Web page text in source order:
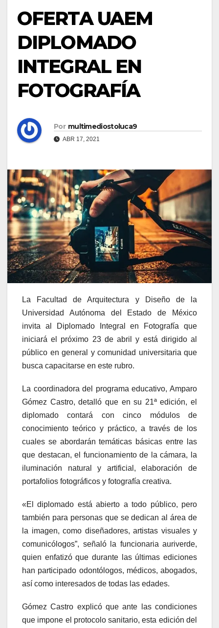
OFERTA UAEM
DIPLOMADO
INTEGRAL EN
FOTOGRAFÍA
Por multimediostoluca9
ABR 17, 2021
La Facultad de Arquitectura y Diseño de la
Universidad Autónoma del Estado de México
invita al Diplomado Integral en Fotografía que
iniciará el próximo 23 de abril y está dirigido al
público en general y comunidad universitaria que
busca capacitarse en este rubro.
La coordinadora del programa educativo, Amparo
Gómez Castro, detalló que en su 21ª edición, el
diplomado contará con cinco módulos de
conocimiento teórico y práctico, a través de los
cuales se abordarán temáticas básicas entre las
que destacan, el funcionamiento de la cámara, la
iluminación natural y artificial, elaboración de
portafolios fotográficos y fotografía creativa.
«El diplomado está abierto a todo público, pero
también para personas que se dedican al área de
la imagen, como diseñadores, artistas visuales y
comunicólogos”, señaló la funcionaria auriverde,
quien enfatizó que durante las últimas ediciones
han participado odontólogos, médicos, abogados,
así como interesados de todas las edades.
Gómez Castro explicó que ante las condiciones
que impone el protocolo sanitario, esta edición del